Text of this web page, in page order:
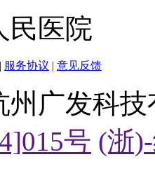
民医院
| 服务协议 | 意见反馈
州广发科
号 (浙